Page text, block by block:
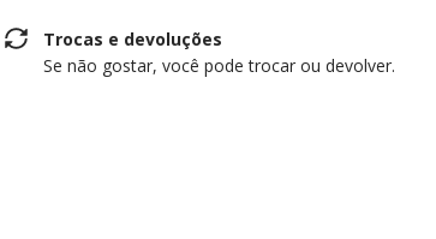
Trocas e devoluções
Se não gostar, você pode trocar ou devolver.